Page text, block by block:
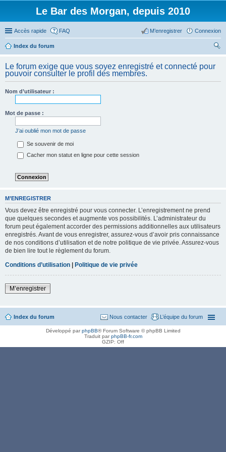
Le Bar des Morgan, depuis 2010
Accès rapide FAQ Connexion
M’enregistrer
Index du forum
her
ch
Le forum exige que vous soyez enregistré et connecté pour
pouvoir consulter le profil des membres.
Nom d’utilisateur :
Mot de passe :
J’ai oublié mon mot de passe
Se souvenir de moi
Cacher mon statut en ligne pour cette session
M’ENREGISTRER
Vous devez être enregistré pour vous connecter. L’enregistrement ne prend
que quelques secondes et augmente vos possibilités. L’administrateur du
forum peut également accorder des permissions additionnelles aux utilisateurs
enregistrés. Avant de vous enregistrer, assurez-vous d’avoir pris connaissance
de nos conditions d’utilisation et de notre politique de vie privée. Assurez-vous
de bien lire tout le règlement du forum.
Conditions d’utilisation | Politique de vie privée
M’enregistrer
Index du forum L’équipe du forum
Nous contacter
Développé parphpBB® Forum Software © phpBB Limited
Traduit parphpBB-fr.com
GZIP: Off